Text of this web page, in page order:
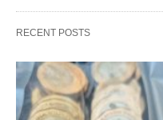
RECENT POSTS